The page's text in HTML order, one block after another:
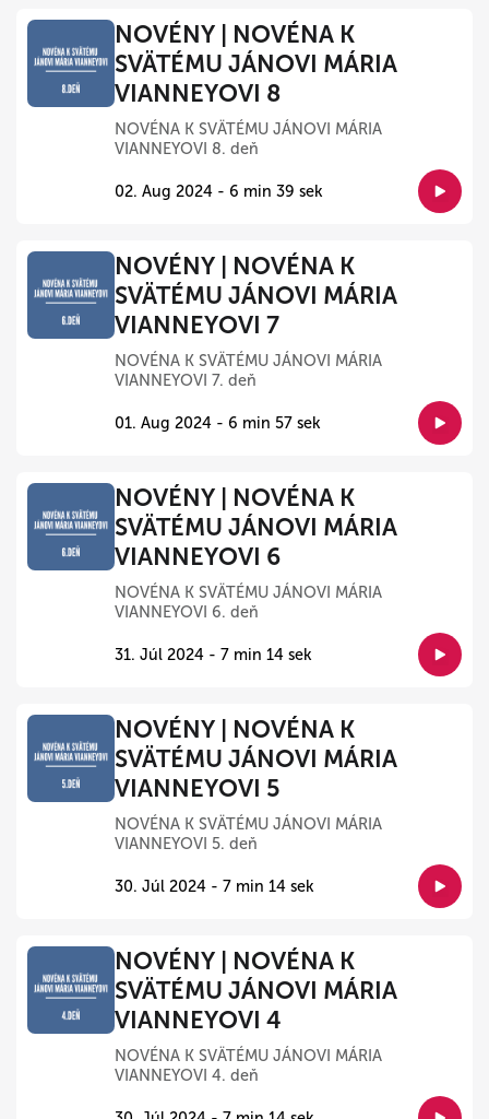
NOVÉNY | NOVÉNA K
SVÄTÉMU JÁNOVI MÁRIA
VIANNEYOVI 8
NOVÉNA K SVÄTÉMU JÁNOVI MÁRIA
VIANNEYOVI 8. deň
02. Aug 2024 - 6 min 39 sek
NOVÉNY | NOVÉNA K
SVÄTÉMU JÁNOVI MÁRIA
VIANNEYOVI 7
NOVÉNA K SVÄTÉMU JÁNOVI MÁRIA
VIANNEYOVI 7. deň
01. Aug 2024 - 6 min 57 sek
NOVÉNY | NOVÉNA K
SVÄTÉMU JÁNOVI MÁRIA
VIANNEYOVI 6
NOVÉNA K SVÄTÉMU JÁNOVI MÁRIA
VIANNEYOVI 6. deň
31. Júl 2024 - 7 min 14 sek
NOVÉNY | NOVÉNA K
SVÄTÉMU JÁNOVI MÁRIA
VIANNEYOVI 5
NOVÉNA K SVÄTÉMU JÁNOVI MÁRIA
VIANNEYOVI 5. deň
30. Júl 2024 - 7 min 14 sek
NOVÉNY | NOVÉNA K
SVÄTÉMU JÁNOVI MÁRIA
VIANNEYOVI 4
NOVÉNA K SVÄTÉMU JÁNOVI MÁRIA
VIANNEYOVI 4. deň